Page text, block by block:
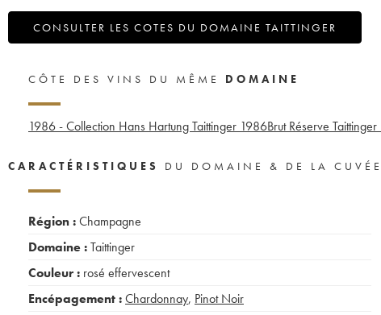
CONSULTER LES COTES DU DOMAINE TAITTINGER
CÔTE DES VINS DU MÊME DOMAINE
1986 - Collection Hans Hartung Taittinger 1986Brut Réserve Taittinger
CARACTÉRISTIQUES DU DOMAINE & DE LA CUVÉE
Région :Champagne
Domaine :Taittinger
Couleur : rosé effervescent
Encépagement :Chardonnay, Pinot Noir